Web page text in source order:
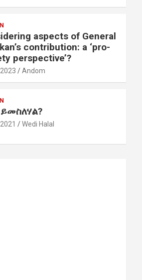
aspects of General
contribution: a ‘pro-
perspective’?
Andom
Wedi Halal